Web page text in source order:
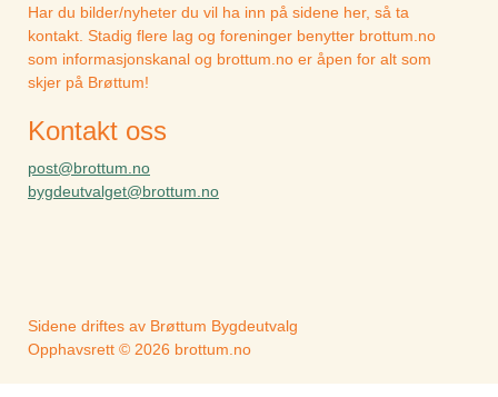
Har du bilder/nyheter du vil ha inn på sidene her, så ta
kontakt. Stadig flere lag og foreninger benytter brottum.no
som informasjonskanal og brottum.no er åpen for alt som
skjer på Brøttum!
Kontakt oss
post@brottum.no
bygdeutvalget@brottum.no
Sidene driftes av Brøttum Bygdeutvalg
Opphavsrett © 2026 brottum.no